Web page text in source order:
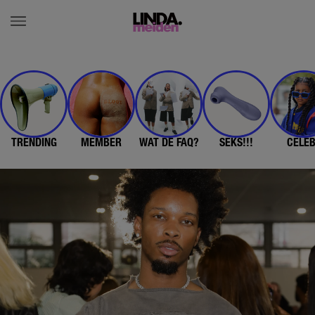
TRENDING MEMBER WAT DE FAQ? SEKS!!!